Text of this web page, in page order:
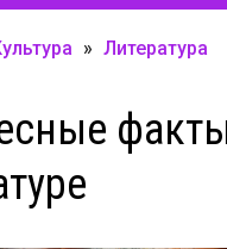
» Литература